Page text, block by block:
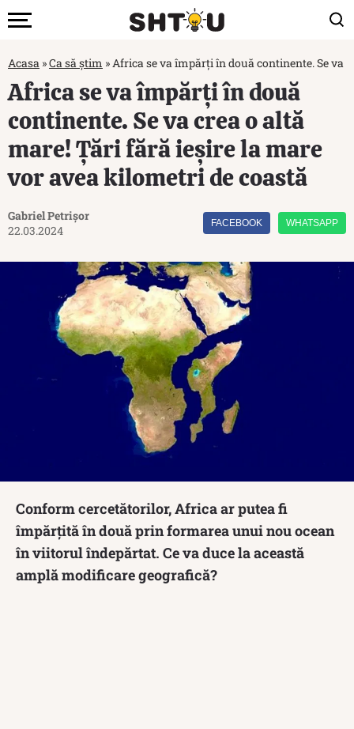
Acasa »Ca să știm »Africa se va împărți în două continente. Se va
Africa se va împărți în două
continente. Se va crea o altă
mare! Țări fără ieșire la mare
vor avea kilometri de coastă
Gabriel Petrișor
22.03.2024
FACEBOOK WHATSAPP
Conform cercetătorilor, Africa ar putea fi
împărțită în două prin formarea unui nou ocean
în viitorul îndepărtat. Ce va duce la această
amplă modificare geografică?